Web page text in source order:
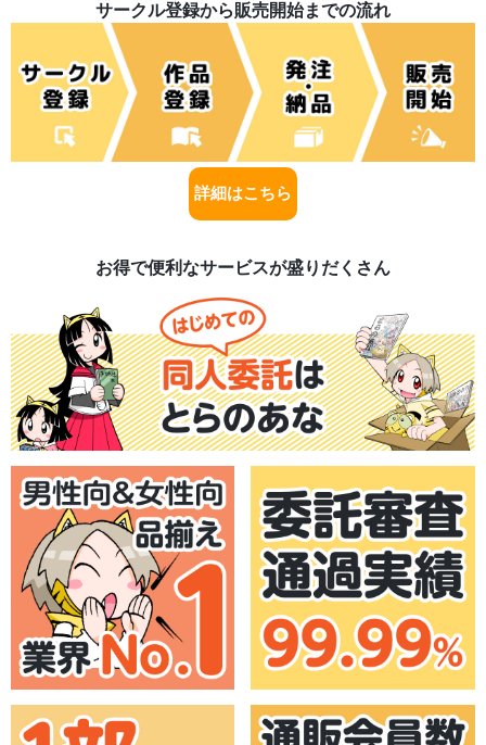
サークル登録から販売開始までの流れ
詳細はこちら
お得で便利なサービスが盛りだくさん